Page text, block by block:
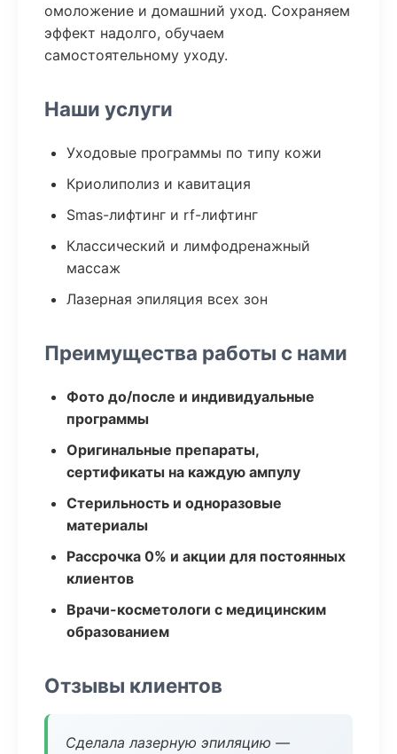
омоложение и домашний уход. Сохраняем
эффект надолго, обучаем
самостоятельному уходу.
Наши услуги
Уходовые программы по типу кожи
Криолиполиз и кавитация
Smas-лифтинг и rf-лифтинг
Классический и лимфодренажный
массаж
Лазерная эпиляция всех зон
Преимущества работы с нами
Фото до/после и индивидуальные
программы
Оригинальные препараты,
сертификаты на каждую ампулу
Стерильность и одноразовые
материалы
Рассрочка 0% и акции для постоянных
клиентов
Врачи-косметологи с медицинским
образованием
Отзывы клиентов
Сделала лазерную эпиляцию —